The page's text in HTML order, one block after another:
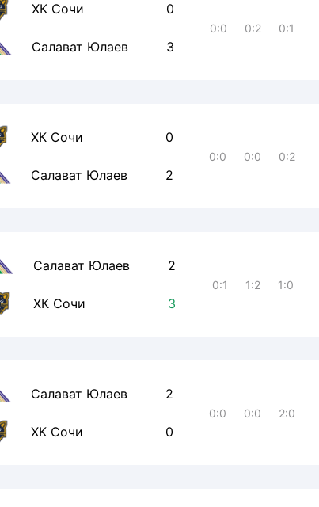
ХК Сочи 0
Салават Юлаев 3
0:0 0:2 0:1
ХК Сочи 0
Салават Юлаев 2
0:0 0:0 0:2
Салават Юлаев 2
ХК Сочи 3
0:1 1:2 1:0
Салават Юлаев 2
ХК Сочи 0
0:0 0:0 2:0